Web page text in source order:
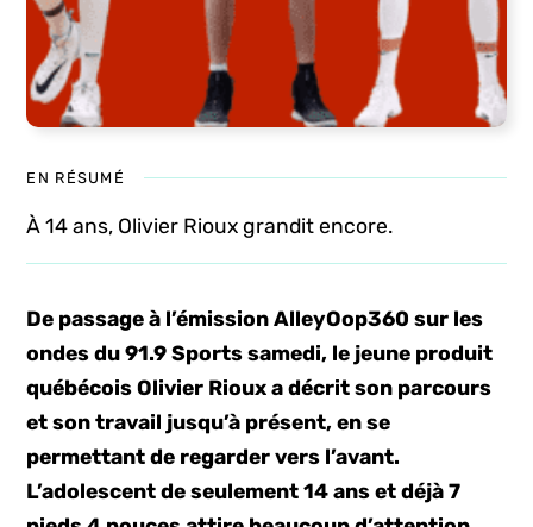
EN RÉSUMÉ
À 14 ans, Olivier Rioux grandit encore.
De passage à l’émission AlleyOop360 sur les
ondes du 91.9 Sports samedi, le jeune produit
québécois Olivier Rioux a décrit son parcours
et son travail jusqu’à présent, en se
permettant de regarder vers l’avant.
L’adolescent de seulement 14 ans et déjà 7